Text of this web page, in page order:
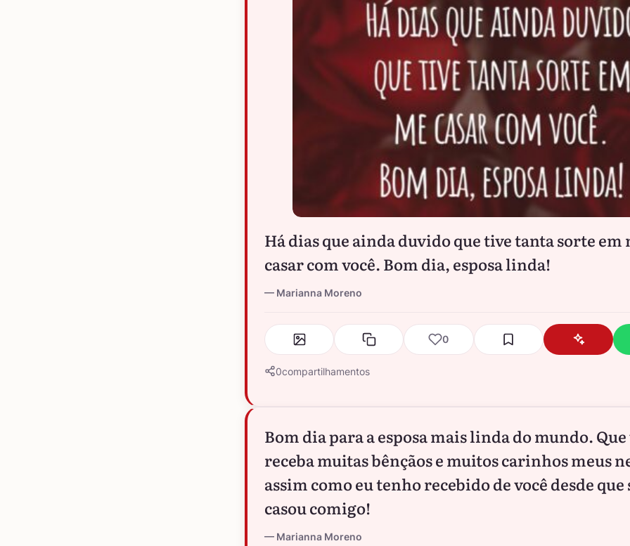
Há dias que ainda duvido que tive tanta sorte em
casar com você. Bom dia, esposa linda!
Marianna Moreno
0
0compartilhamentos
Bom dia para a esposa mais linda do mundo. Que
receba muitas bênçãos e muitos carinhos meus
assim como eu tenho recebido de você desde que
casou comigo!
Marianna Moreno